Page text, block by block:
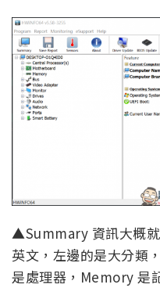
▲Summary 資訊大概就
英文，左邊的是大分類
是處理器，Memory 是